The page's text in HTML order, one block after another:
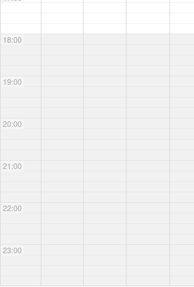
18:00
19:00
20:00
21:00
22:00
23:00